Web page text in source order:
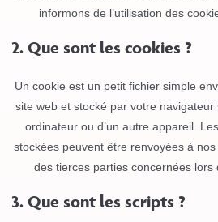
informons de l’utilisation des
2. Que sont les cookies ?
Un cookie est un petit fichier simple
site web et stocké par votre
ordinateur ou d’un autre appareil.
stockées peuvent être renvoyées à
des tierces parties concernées lors
3. Que sont les scripts ?